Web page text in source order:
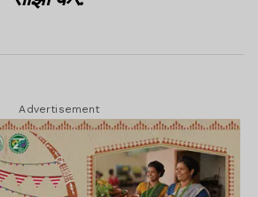
Advertisement